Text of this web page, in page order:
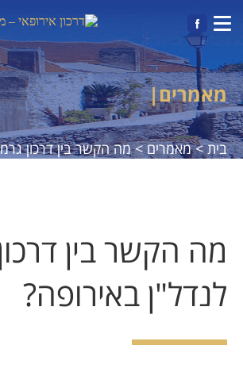
מאמרים|
בית >מאמרים >מה הקשר בין דרכון
מה הקשר בין
לנדל"ן באירופה?